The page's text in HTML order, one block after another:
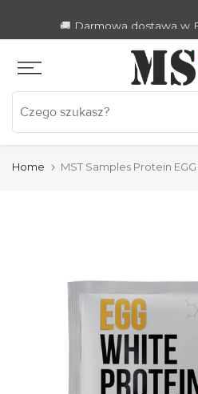
🚚 Darmowa dostawa w
Home MST Samples Protein